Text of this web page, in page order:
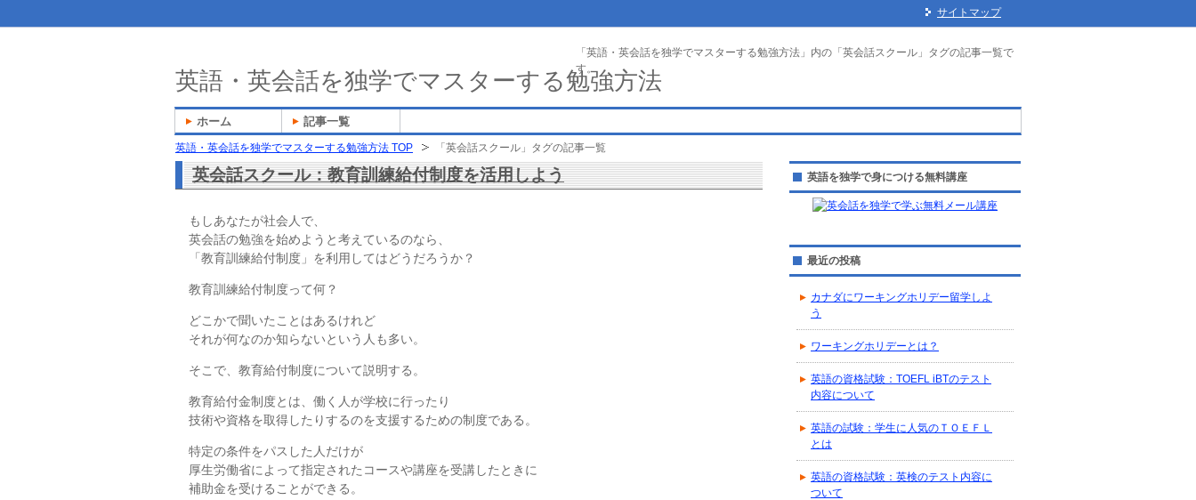
英語・英会話を独学でマスターする勉強方法 TOP 「英会話スクール」タグの記事一覧
英会話スクール：教育訓練給付制度を活用しよう
もしあなたが社会人で、
英会話の勉強を始めようと考えているのなら、
「教育訓練給付制度」を利用してはどうだろうか？
教育訓練給付制度って何？
どこかで聞いたことはあるけれど
それが何なのか知らないという人も多い。
そこで、教育給付制度について説明する。
教育給付金制度とは、働く人が学校に行ったり
技術や資格を取得したりするのを支援するための制度である。
特定の条件をパスした人だけが
厚生労働省によって指定されたコースや講座を受講したときに
補助金を受けることができる。
英語を独学で身につける無料講座
最近の投稿
カナダにワーキングホリデー留学しよ
う
ワーキングホリデーとは？
英語の資格試験：TOEFL iBTのテスト
内容について
英語の試験：学生に人気のＴＯＥＦＬ
とは
英語の資格試験：英検のテスト内容に
ついて
サイトマップ
英語・英会話を独学でマスターする勉強方法
「英語・英会話を独学でマスターする勉強方法」内の「英会話スクール」タグの記事一覧で
す。
ホーム 記事一覧